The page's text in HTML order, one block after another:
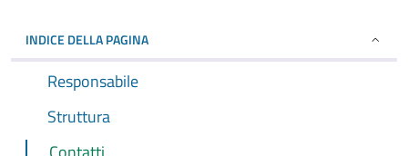
INDICE DELLA PAGINA
Responsabile
Struttura